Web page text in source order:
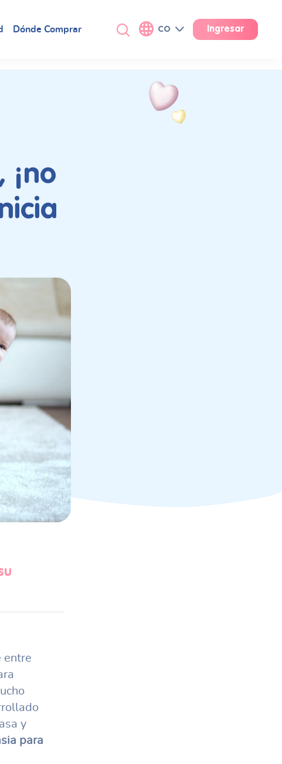
Dónde Comprar CO Ingresar
¡no
entre
y
para